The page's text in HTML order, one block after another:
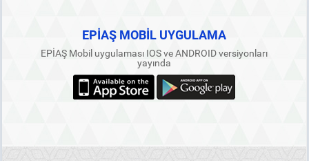
EPİAŞ MOBİL UYGULAMA
EPİAŞ Mobil uygulaması IOS ve ANDROID versiyonları
yayında